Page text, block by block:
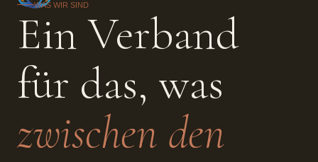
WAS WIR SIND
Ein Verband
für das, was
zwischen den